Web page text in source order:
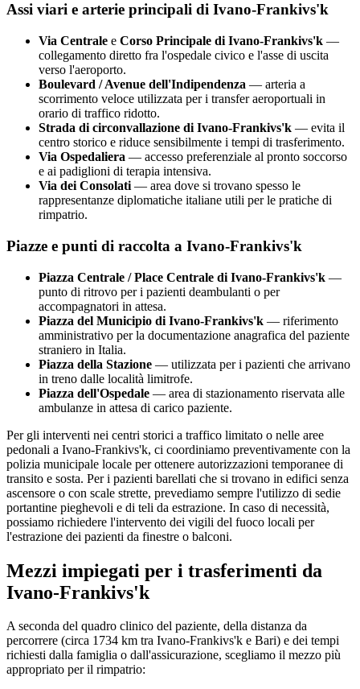
Assi viari e arterie principali di Ivano-Frankivs'k
Via Centrale e Corso Principale di Ivano-Frankivs'k —
collegamento diretto fra l'ospedale civico e l'asse di uscita
verso l'aeroporto.
Boulevard / Avenue dell'Indipendenza — arteria a
scorrimento veloce utilizzata per i transfer aeroportuali in
orario di traffico ridotto.
Strada di circonvallazione di Ivano-Frankivs'k — evita il
centro storico e riduce sensibilmente i tempi di trasferimento.
Via Ospedaliera — accesso preferenziale al pronto soccorso
e ai padiglioni di terapia intensiva.
Via dei Consolati — area dove si trovano spesso le
rappresentanze diplomatiche italiane utili per le pratiche di
rimpatrio.
Piazze e punti di raccolta a Ivano-Frankivs'k
Piazza Centrale / Place Centrale di Ivano-Frankivs'k —
punto di ritrovo per i pazienti deambulanti o per
accompagnatori in attesa.
Piazza del Municipio di Ivano-Frankivs'k — riferimento
amministrativo per la documentazione anagrafica del paziente
straniero in Italia.
Piazza della Stazione — utilizzata per i pazienti che arrivano
in treno dalle località limitrofe.
Piazza dell'Ospedale — area di stazionamento riservata alle
ambulanze in attesa di carico paziente.
Per gli interventi nei centri storici a traffico limitato o nelle aree
pedonali a Ivano-Frankivs'k, ci coordiniamo preventivamente con la
polizia municipale locale per ottenere autorizzazioni temporanee di
transito e sosta. Per i pazienti barellati che si trovano in edifici senza
ascensore o con scale strette, prevediamo sempre l'utilizzo di sedie
portantine pieghevoli e di teli da estrazione. In caso di necessità,
possiamo richiedere l'intervento dei vigili del fuoco locali per
l'estrazione dei pazienti da finestre o balconi.
Mezzi impiegati per i trasferimenti da
Ivano-Frankivs'k
A seconda del quadro clinico del paziente, della distanza da
percorrere (circa 1734 km tra Ivano-Frankivs'k e Bari) e dei tempi
richiesti dalla famiglia o dall'assicurazione, scegliamo il mezzo più
appropriato per il rimpatrio: